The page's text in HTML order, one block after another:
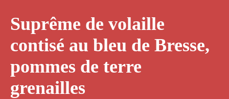
Suprême de volaille
contisé au bleu de Bresse,
pommes de terre
grenailles